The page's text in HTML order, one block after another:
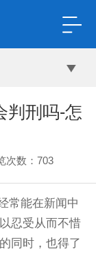
判刑吗-怎
次数：703
常能在新闻中
忍受从而不惜
同时，也得了